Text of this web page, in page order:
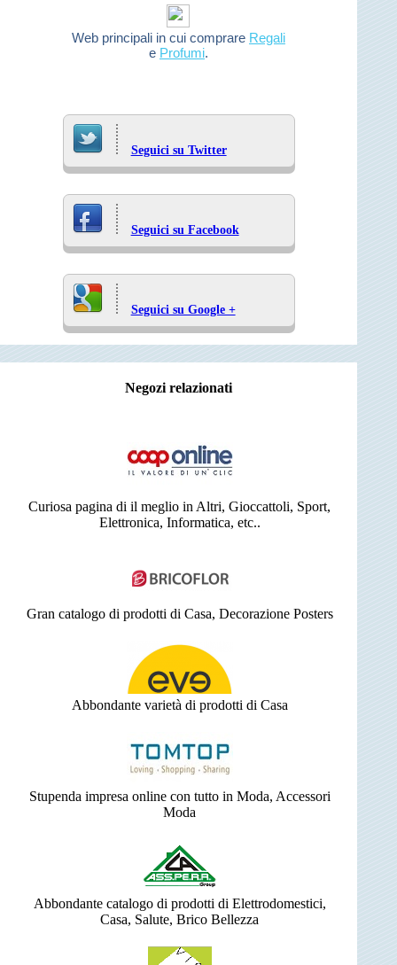
Web principali in cui comprare Regali
e Profumi.
Seguici su Twitter
Seguici su Facebook
Seguici su Google +
Negozi relazionati
Curiosa pagina di il meglio in Altri, Gioccattoli, Sport,
Elettronica, Informatica, etc..
Gran catalogo di prodotti di Casa, Decorazione Posters
Abbondante varietà di prodotti di Casa
Stupenda impresa online con tutto in Moda, Accessori
Moda
Abbondante catalogo di prodotti di Elettrodomestici,
Casa, Salute, Brico Bellezza